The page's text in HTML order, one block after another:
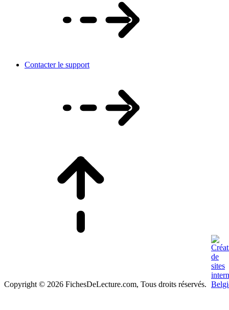
Contacter le support
Copyright © 2026 FichesDeLecture.com, Tous droits réservés.